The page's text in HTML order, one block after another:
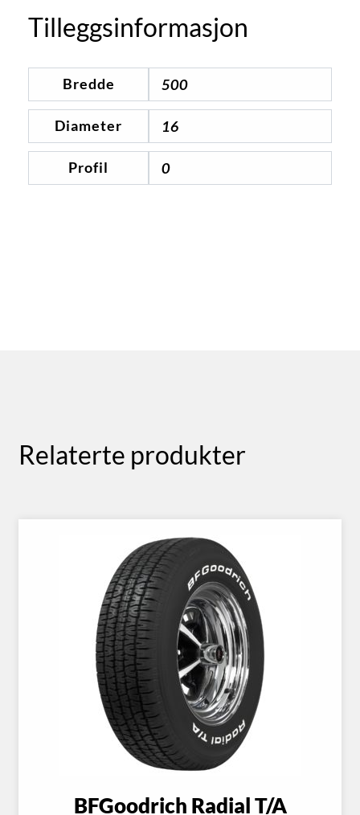
Tilleggsinformasjon
Bredde 500
Diameter 16
Profil 0
Relaterte produkter
BFGoodrich Radial T/A